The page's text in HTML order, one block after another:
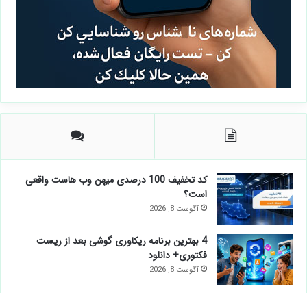
کد تخفیف 100 درصدی میهن وب هاست واقعی
است؟
آگوست 8, 2026
4 بهترین برنامه ریکاوری گوشی بعد از ریست
فکتوری+ دانلود
آگوست 8, 2026